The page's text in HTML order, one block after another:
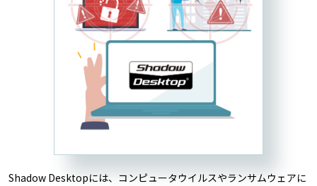
Shadow Desktopには、コンピュータウイルスやランサムウェアに